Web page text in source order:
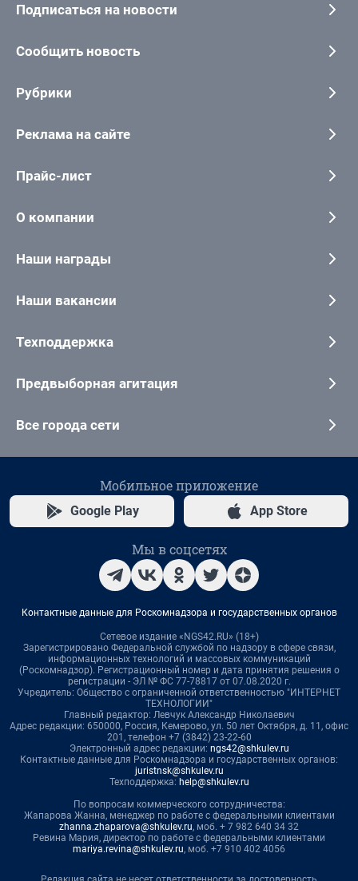
Подписаться на новости
Сообщить новость
Рубрики
Реклама на сайте
Прайс-лист
О компании
Наши награды
Наши вакансии
Техподдержка
Предвыборная агитация
Все города сети
Мобильное приложение
Google Play App Store
Мы в соцсетях
Контактные данные для Роскомнадзора и государственных органов
Сетевое издание «NGS42.RU» (18+)
Зарегистрировано Федеральной службой по надзору в сфере связи,
информационных технологий и массовых коммуникаций
(Роскомнадзор). Регистрационный номер и дата принятия решения о
регистрации - ЭЛ № ФС 77-78817 от 07.08.2020 г.
Учредитель: Общество с ограниченной ответственностью "ИНТЕРНЕТ
ТЕХНОЛОГИИ"
Главный редактор: Левчук Александр Николаевич
Адрес редакции: 650000, Россия, Кемерово, ул. 50 лет Октября, д. 11, офис
201, телефон +7 (3842) 23-22-60
Электронный адрес редакции: ngs42@shkulev.ru
Контактные данные для Роскомнадзора и государственных органов:
juristnsk@shkulev.ru
Техподдержка: help@shkulev.ru
По вопросам коммерческого сотрудничества:
Жапарова Жанна, менеджер по работе с федеральными клиентами
zhanna.zhaparova@shkulev.ru, моб. + 7 982 640 34 32
Ревина Мария, директор по работе с федеральными клиентами
mariya.revina@shkulev.ru, моб. +7 910 402 4056